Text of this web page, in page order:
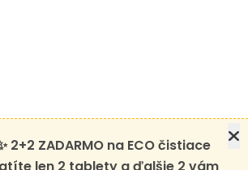
✨ 2+2 ZADARMO na ECO čistiace